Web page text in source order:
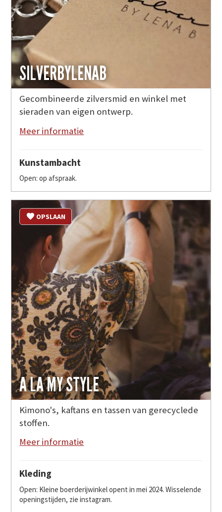
SILVERBYLENAB
Gecombineerde zilversmid en winkel met
sieraden van eigen ontwerp.
Meer informatie
Kunstambacht
Open: op afspraak.
A LA MY STYLE
OPSLAAN
Kimono's, kaftans en tassen van gerecyclede
stoffen.
Meer informatie
Kleding
Open: Kleine boerderijwinkel opent in mei 2024. Wisselende
openingstijden, zie instagram.